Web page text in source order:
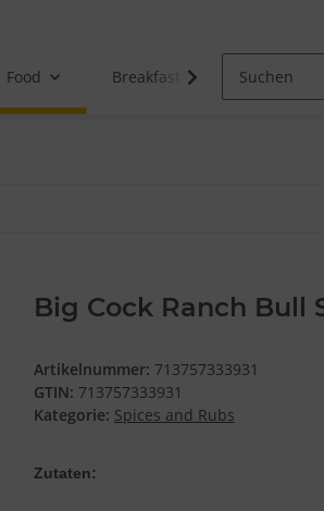
Food Breakfast Non-Food
Big Cock Ranch Bull
Artikelnummer: 713757333931
GTIN: 713757333931
Kategorie: Spices and Rubs
Zutaten: